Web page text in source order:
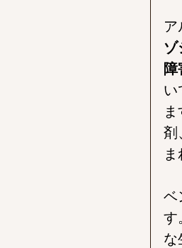
ア
ゾ
障
い
剤
ま
ベ
す
な